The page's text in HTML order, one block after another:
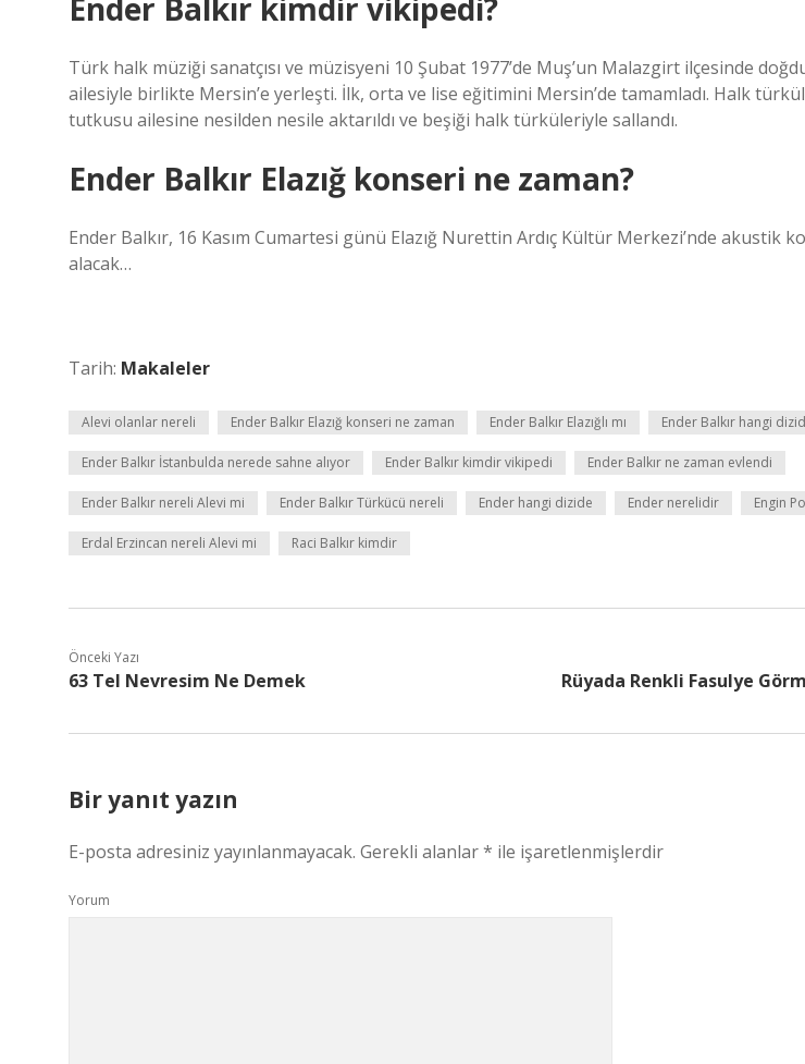
Ender Balkır kimdir vikipedi?
Türk halk müziği sanatçısı ve müzisyeni 10 Şubat 1977’de Muş’un Malazgirt ilçesinde
ailesiyle birlikte Mersin’e yerleşti. İlk, orta ve lise eğitimini Mersin’de tamamladı. Halk
tutkusu ailesine nesilden nesile aktarıldı ve beşiği halk türküleriyle sallandı.
Ender Balkır Elazığ konseri ne zaman?
Ender Balkır, 16 Kasım Cumartesi günü Elazığ Nurettin Ardıç Kültür Merkezi’nde akustik
alacak…
Tarih: Makaleler
Alevi olanlar nereli Ender Balkır Elazığ konseri ne zaman Ender Balkır Elazığlı mı Ender Balkır hangi
Ender Balkır İstanbulda nerede sahne alıyor Ender Balkır kimdir vikipedi Ender Balkır ne zaman evlendi
Ender Balkır nereli Alevi mi Ender Balkır Türkücü nereli Ender hangi dizide Ender nerelidir Engin
Erdal Erzincan nereli Alevi mi Raci Balkır kimdir
Önceki Yazı
63 Tel Nevresim Ne Demek Rüyada Renkli Fasulye
Bir yanıt yazın
E-posta adresiniz yayınlanmayacak. Gerekli alanlar* ile işaretlenmişlerdir
Yorum